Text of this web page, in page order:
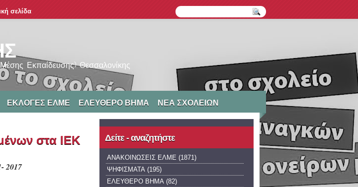
σελίδα
Εκπαίδευσης) Θεσσαλονίκης
ΕΚΛΟΓΕΣ ΕΛΜΕ ΕΛΕΥΘΕΡΟ ΒΗΜΑ ΝΕΑ ΣΧΟΛΕΙΩΝ
στα ΙΕΚ
2017
Δείτε - αναζητήστε
ΑΝΑΚΟΙΝΩΣΕΙΣ ΕΛΜΕ (1871)
ΨΗΦΙΣΜΑΤΑ (195)
ΕΛΕΥΘΕΡΟ ΒΗΜΑ (82)